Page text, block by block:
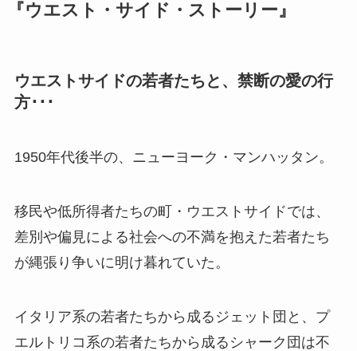
『ウエスト・サイド・ストーリー』
ウエストサイドの若者たちと、禁断の愛の行
方･･･
1950年代後半の、ニューヨーク・マンハッタン。
移民や低所得者たちの町・ウエストサイドでは、
差別や偏見による社会への不満を抱えた若者たち
が縄張り争いに明け暮れていた。
イタリア系の若者たちから成るジェット団と、プ
エルトリコ系の若者たちから成るシャーク団は不